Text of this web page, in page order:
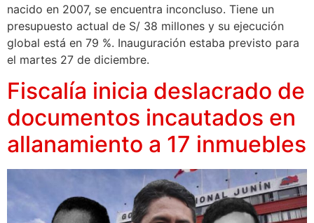
nacido en 2007, se encuentra inconcluso. Tiene un
presupuesto actual de S/ 38 millones y su ejecución
global está en 79 %. Inauguración estaba previsto para
el martes 27 de diciembre.
Fiscalía inicia deslacrado de
documentos incautados en
allanamiento a 17 inmuebles